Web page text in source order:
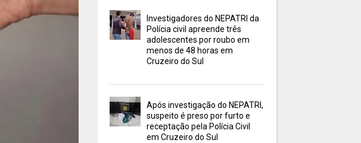
Investigadores do NEPATRI da
Polícia civil apreende três
adolescentes por roubo em
menos de 48 horas em
Cruzeiro do Sul
Após investigação do NEPATRI,
suspeito é preso por furto e
receptação pela Polícia Civil
em Cruzeiro do Sul